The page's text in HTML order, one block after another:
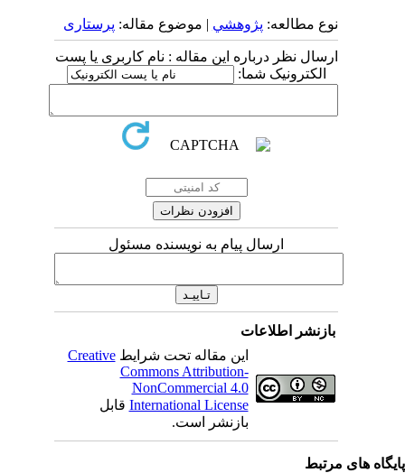
نوع مطالعه:پژوهشي| موضوع مقاله:پرستاری
ارسال نظر درباره این مقاله : نام کاربری یا پست
الکترونیک شما:
ارسال پیام به نویسنده مسئول
بازنشر اطلاعات
این مقاله تحت شرایطCreative
Commons Attribution-
NonCommercial 4.0
International Licenseقابل
بازنشر است.
های مرتبط